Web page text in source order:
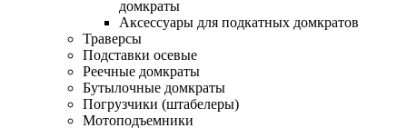
домкраты
Аксессуары для подкатных домкратов
Траверсы
Подставки осевые
Реечные домкраты
Бутылочные домкраты
Погрузчики (штабелеры)
Мотоподъемники